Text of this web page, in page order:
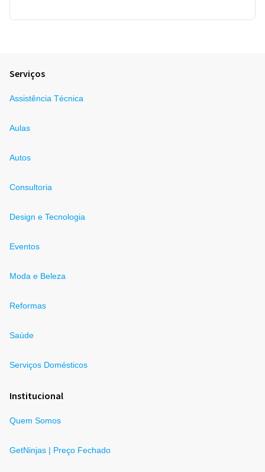
Serviços
Assistência Técnica
Aulas
Autos
Consultoria
Design e Tecnologia
Eventos
Moda e Beleza
Reformas
Saúde
Serviços Domésticos
Institucional
Quem Somos
GetNinjas | Preço Fechado